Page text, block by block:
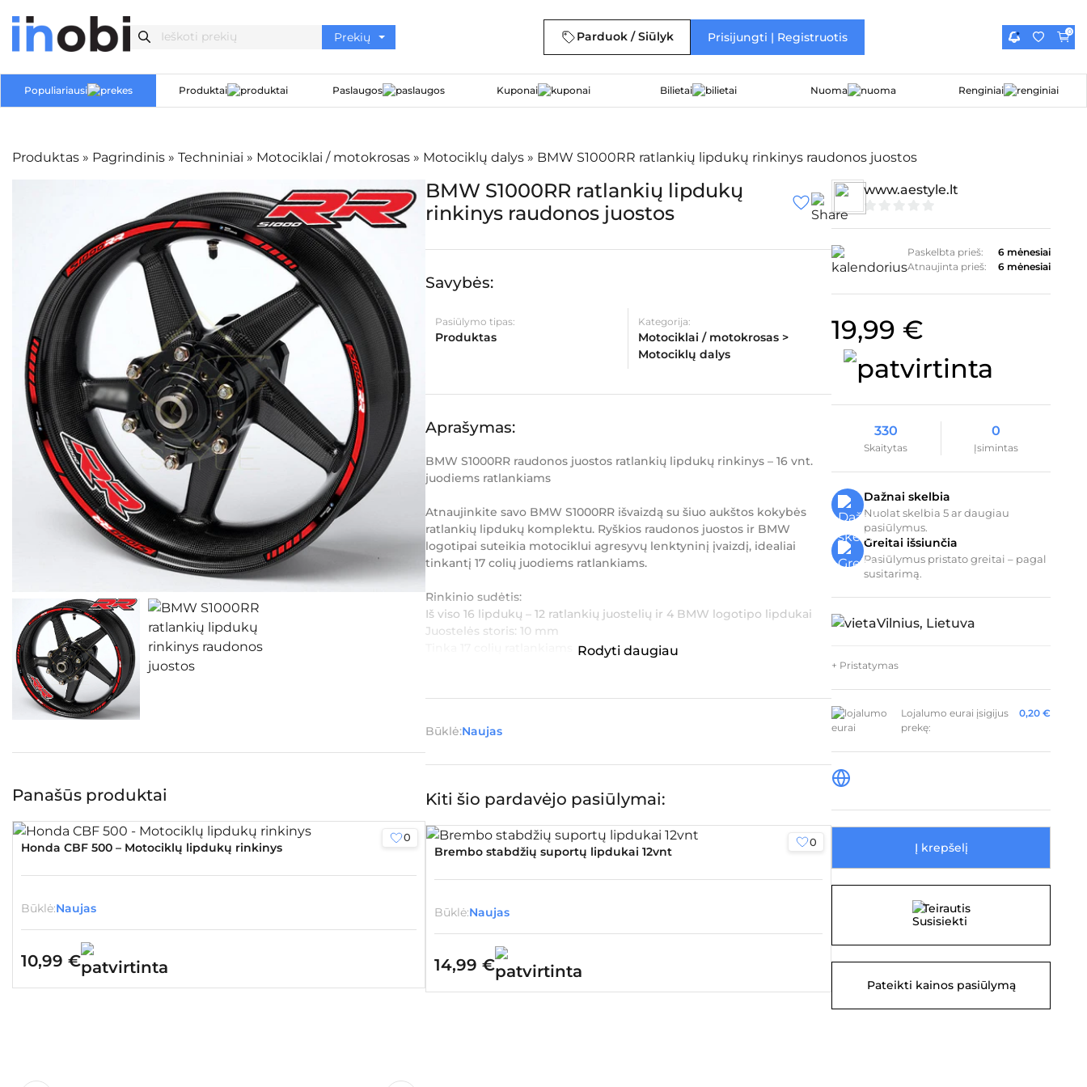
Parduok / Siūlyk Prisijungti | Registruotis 0
Populiariausi Produktai Paslaugos Kuponai Bilietai Nuoma Renginiai
Produktas » Pagrindinis » Techniniai » Motociklai / motokrosas » Motociklų dalys » BMW S1000RR ratlankių lipdukų rinkinys raudonos juostos
Panašūs produktai
0
Honda CBF 500 – Motociklų lipdukų rinkinys
Būklė:Naujas
10,99 €
BMW S1000RR ratlankių lipdukų
rinkinys raudonos juostos
Savybės:
Pasiūlymo tipas:
Produktas
Kategorija:
Motociklai / motokrosas >
Motociklų dalys
Aprašymas:
BMW S1000RR raudonos juostos ratlankių lipdukų rinkinys – 16 vnt.
juodiems ratlankiams
Atnaujinkite savo BMW S1000RR išvaizdą su šiuo aukštos kokybės
ratlankių lipdukų komplektu. Ryškios raudonos juostos ir BMW
logotipai suteikia motociklui agresyvų lenktyninį įvaizdį, idealiai
tinkantį 17 colių juodiems ratlankiams.
Rinkinio sudėtis:
Iš viso 16 lipdukų – 12 ratlankių juostelių ir 4 BMW logotipo lipdukai
Juostelės storis: 10 mm
Rodyti daugiau
Būklė:Naujas
Kiti šio pardavėjo pasiūlymai:
0
Brembo stabdžių suportų lipdukai 12vnt
Būklė:Naujas
14,99 €
www.aestyle.lt
Paskelbta prieš:
6 mėnesiai
Atnaujinta prieš:
6 mėnesiai
19,99 €
330
Skaitytas
0
Įsimintas
Dažnai skelbia
Nuolat skelbia 5 ar daugiau
pasiūlymus.
Greitai išsiunčia
Pasiūlymus pristato greitai – pagal
susitarimą.
Vilnius, Lietuva
+ Pristatymas
Lojalumo eurai įsigijus
prekę:
0,20 €
Į krepšelį
Teirautis
Pateikti kainos pasiūlymą